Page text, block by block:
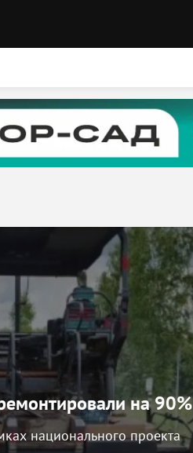
на 90%
национального проекта